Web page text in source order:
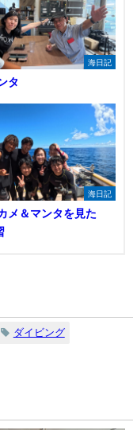
海日記
タ
海日記
メ＆マンタを見た
ダイビング